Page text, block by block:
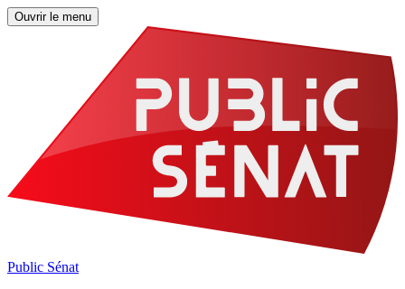
Ouvrir le menu
Public Sénat